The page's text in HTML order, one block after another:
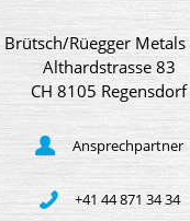
Brütsch/Rüegger Metals
Althardstrasse 83
CH 8105 Regensdorf
Ansprechpartner
+41 44 871 34 34